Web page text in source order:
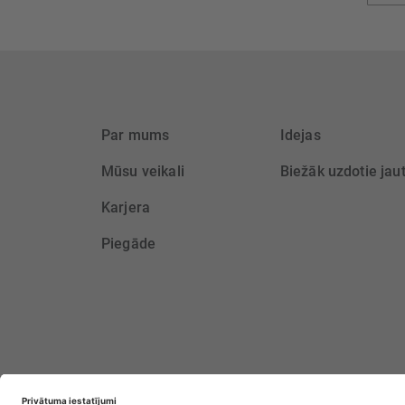
Par mums
Mūsu veikali
Karjera
Piegāde
Idejas
Biežāk uzdotie